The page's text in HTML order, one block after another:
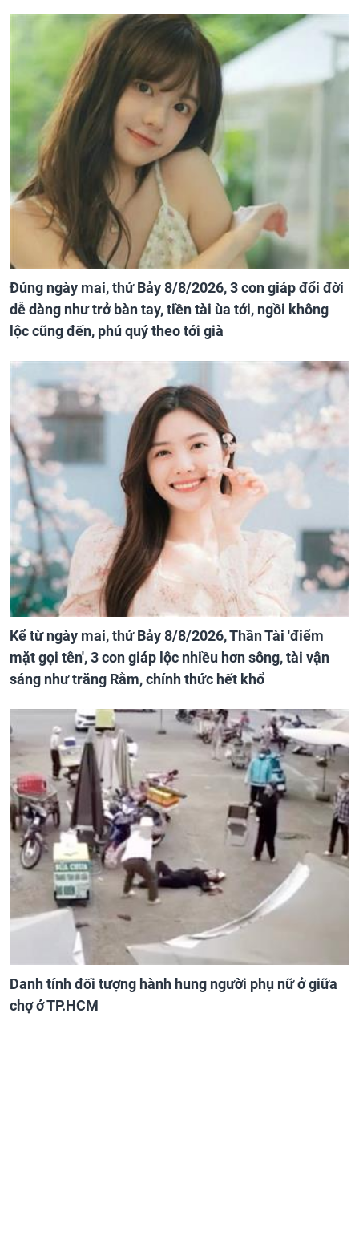
Đúng ngày mai, thứ Bảy 8/8/2026, 3 con giáp đổi đời
dễ dàng như trở bàn tay, tiền tài ùa tới, ngồi không
lộc cũng đến, phú quý theo tới già
Kể từ ngày mai, thứ Bảy 8/8/2026, Thần Tài 'điểm
mặt gọi tên', 3 con giáp lộc nhiều hơn sông, tài vận
sáng như trăng Rằm, chính thức hết khổ
Danh tính đối tượng hành hung người phụ nữ ở giữa
chợ ở TP.HCM